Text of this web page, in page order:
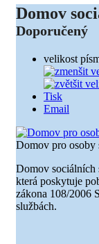
Domov
Doporučený
velikost
Tisk
Email
Domov pro osoby
Domov sociálních
která poskytuje
zákona 108/2006
službách.